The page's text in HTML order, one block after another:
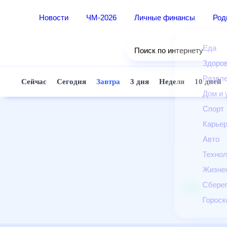
Новости ЧМ-2026 Личные финансы
Еда
Дом
Спорт
Авто
Поиск по интернету
Сейчас Сегодня Завтра 3 дня Неделя 10